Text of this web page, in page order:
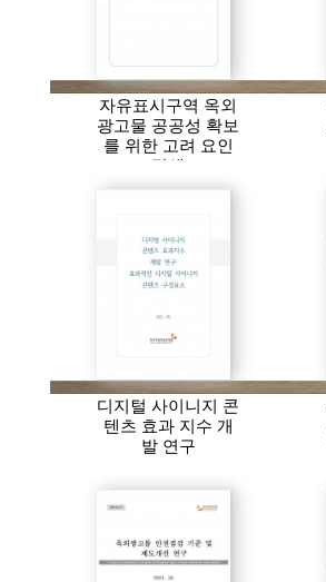
자유표시구역 옥외
광고물 공공성 확보
를 위한 고려 요인
탐색
디지털 사이니지 콘
텐츠 효과 지수 개
발 연구